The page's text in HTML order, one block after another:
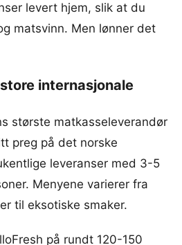
levert hjem, slik at du
matsvinn. Men lønner det
internasjonale
største matkasseleverandør
preg på det norske
leveranser med 3-5
Menyene varierer fra
til eksotiske smaker.
på rundt 120-150